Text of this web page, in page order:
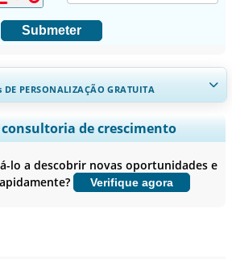
Submeter
DE PERSONALIZAÇÃO GRATUITA
e por país, Análise de segmentos,
competitivo, e insights sobre o
Personalizar agora
consultoria de crescimento
lo a descobrir novas oportunidades e
Verifique agora